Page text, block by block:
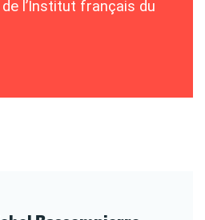
l’Institut français du